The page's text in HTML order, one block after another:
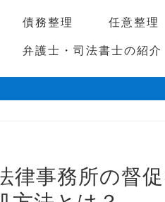
債務整理 任意整理
弁護士・司法書士の紹介
律事務所の督